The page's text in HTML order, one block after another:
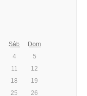
Sáb
Dom
4
5
11
12
18
19
25
26